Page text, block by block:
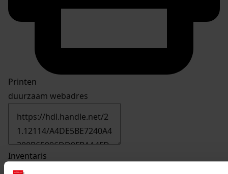
Printen
duurzaam webadres
Inventaris
Inv. nr. 1-100